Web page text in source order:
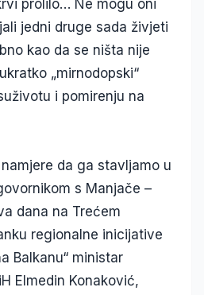
prolilo… Ne mogu oni
jedni druge sada živjeti
kao da se ništa nije
„mirnodopski“
i pomirenju na
da ga stavljamo u
s Manjače –
dana na Trećem
regionalne inicijative
Balkanu“ ministar
Elmedin Konaković,